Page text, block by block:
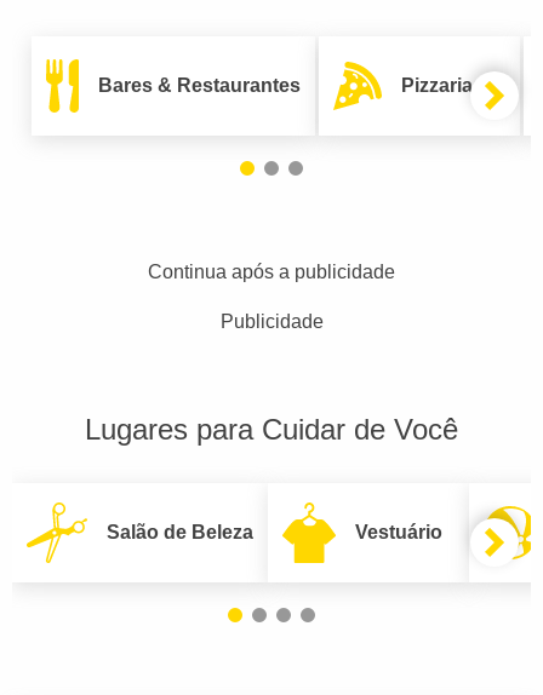
Bares & Restaurantes Pizzarias
Continua após a publicidade
Publicidade
Lugares para Cuidar de Você
Salão de Beleza Vestuário